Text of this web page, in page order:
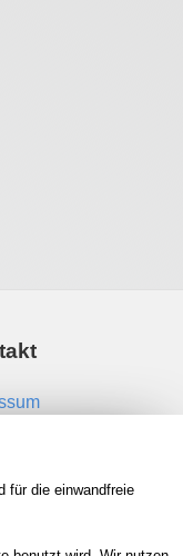
der Datenbank
für die einwandfreie